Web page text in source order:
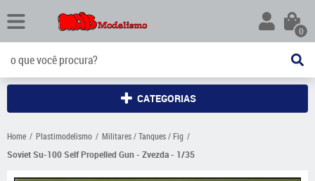
0
CATEGORIAS
Home Plastimodelismo
Militares / Tanques / Fig
Soviet Su-100 Self Propelled Gun - Zvezda - 1/35